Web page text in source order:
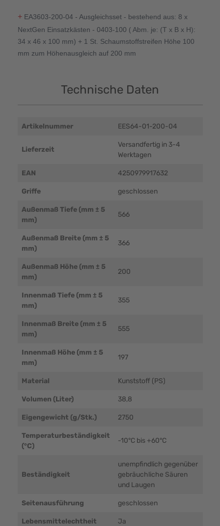
+EA3603-200-04 - Ausgleichsset - bestehend aus: 8 x
NextGen Einsatzkästen - 0403-100 ( Abm. je: (T x B x H):
34 x 46 x 100 mm) + 1 St. Schaumstoffstreifen Höhe 100
mm zum Höhenausgleich auf 200 mm
Technische Daten
Artikelnummer EES64-01-200-04
Lieferzeit
Versandfertig in 3-4
Werktagen
EAN 4250979917632
Griffe geschlossen
Außenmaß Tiefe (mm ± 5
mm)
566
Außenmaß Breite (mm ± 5
mm)
366
Außenmaß Höhe (mm ± 5
mm)
200
Innenmaß Tiefe (mm ± 5
mm)
355
Innenmaß Breite (mm ± 5
mm)
555
Innenmaß Höhe (mm ± 5
mm)
197
Material Kunststoff (PS)
Volumen (Liter) 38,8
Eigengewicht (g/Stk.) 2750
Temperaturbeständigkeit
(°C)
-10°C bis +60°C
Beständigkeit
unempfindlich gegenüber
gebräuchliche Säuren
und Laugen
Seitenausführung geschlossen
Lebensmittelechtheit Ja